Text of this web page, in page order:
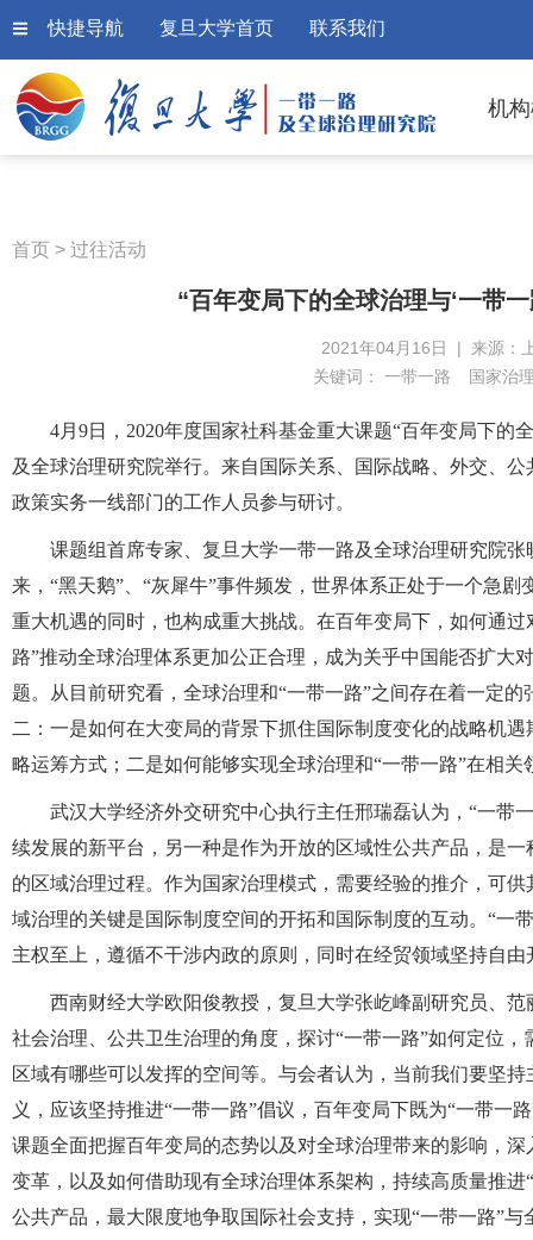
快捷导航 复旦大学首页 联系我们
机
首页 > 过往活动
“百年变局下的全球治理与‘一带
2021年04月16日 | 来源：
关键词： 一带一路 国家治
4月9日，2020年度国家社科基金重大课题“百年变局下的
及全球治理研究院举行。来自国际关系、国际战略、外交、
政策实务一线部门的工作人员参与研讨。
课题组首席专家、复旦大学一带一路及全球治理研究院
来，“黑天鹅”、“灰犀牛”事件频发，世界体系正处于一个急
重大机遇的同时，也构成重大挑战。在百年变局下，如何通
路”推动全球治理体系更加公正合理，成为关乎中国能否扩大
题。从目前研究看，全球治理和“一带一路”之间存在着一定
二：一是如何在大变局的背景下抓住国际制度变化的战略机
略运筹方式；二是如何能够实现全球治理和“一带一路”在相关
武汉大学经济外交研究中心执行主任邢瑞磊认为，“一带
续发展的新平台，另一种是作为开放的区域性公共产品，是
的区域治理过程。作为国家治理模式，需要经验的推介，可
域治理的关键是国际制度空间的开拓和国际制度的互动。“一
主权至上，遵循不干涉内政的原则，同时在经贸领域坚持自
西南财经大学欧阳俊教授，复旦大学张屹峰副研究员、
社会治理、公共卫生治理的角度，探讨“一带一路”如何定位
区域有哪些可以发挥的空间等。与会者认为，当前我们要坚
义，应该坚持推进“一带一路”倡议，百年变局下既为“一带一
课题全面把握百年变局的态势以及对全球治理带来的影响，
变革，以及如何借助现有全球治理体系架构，持续高质量推
公共产品，最大限度地争取国际社会支持，实现“一带一路”